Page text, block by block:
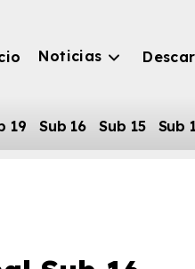
Noticias
19 Sub 16 Sub 15 Sub